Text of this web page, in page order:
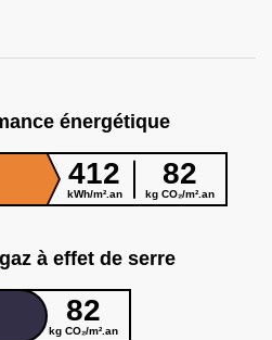
énergétique
412
kWh/m².an
82
kg CO₂/m².an
à effet de serre
82
kg CO₂/m².an